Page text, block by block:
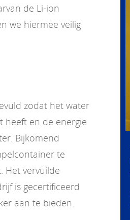
de Li-ion
we hiermee veilig
zodat het water
heeft en de energie
Bijkomend
te
Het vervuilde
is gecertificeerd
aan te bieden.